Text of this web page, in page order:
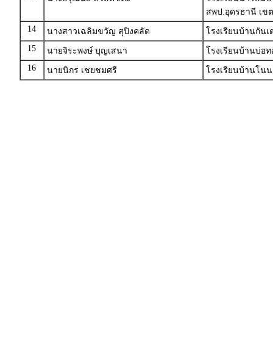
สพป.อุดรธานี เข
14
นางสาวเฉลิมขวัญ สุปิงคลัด
โรงเรียนบ้านกัน
15
นายจิระพงษ์ บุญเสนา
โรงเรียนบ้านบ่อ
16
นายนิกร เชยชมศรี โรงเรียนบ้านโน